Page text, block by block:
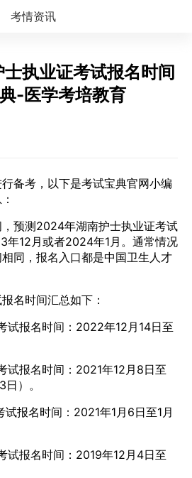
考情资讯
执业证考试报名时间
典-医学考培教育
备考，以下是考试宝典官网小编
预测2024年湖南护士执业证考试
年12月或者2024年1月。通常情况
同，报名入口都是中国卫生人才
名时间汇总如下：
试报名时间：2022年12月14日至
试报名时间：2021年12月8日至
）。
报名时间：2021年1月6日至1月
试报名时间：2019年12月4日至